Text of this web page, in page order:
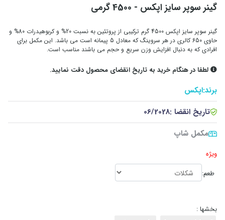
گینر سوپر سایز اپکس - 4500 گرمی
گینر سوپر سایز اپکس 4500 گرم ترکیبی از پروتئین به نسبت 20% و کربوهیدرات 80% و
حاوی 650 کالری در هر سروینگ که معادل 5 پیمانه است می باشد. این مکمل برای
افرادی که به دنبال افزایش وزن سریع و حجم می باشند مناسب است.
لطفا در هنگام خرید به تاریخ انقضای محصول دقت نمایید.
برند:اپکس
تاریخ انقضا :06/2028
مکمل شاپ
ویژه
طعم:
بخشها :